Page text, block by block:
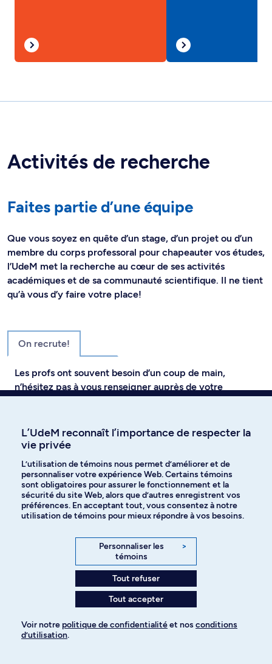
Activités de recherche
Faites partie d’une équipe
Que vous soyez en quête d’un stage, d’un projet ou d’un
membre du corps professoral pour chapeauter vos études,
l’UdeM met la recherche au cœur de ses activités
académiques et de sa communauté scientifique. Il ne tient
qu’à vous d’y faire votre place!
On recrute!
Les profs ont souvent besoin d’un coup de main,
n’hésitez pas à vous renseigner auprès de votre
pour cette discipline :
Marie-Michèle Dufour
Professeure adjointe
Cibele Dal
L’UdeM reconnaît l’importance de respecter la
vie privée
L’utilisation de témoins nous permet d’améliorer et de
personnaliser votre expérience Web. Certains témoins
sont obligatoires pour assurer le fonctionnement et la
sécurité du site Web, alors que d’autres enregistrent vos
préférences. En acceptant tout, vous consentez à notre
utilisation de témoins pour mieux répondre à vos besoins.
Personnaliser les
témoins
>
Tout refuser
Tout accepter
Voir notre politique de confidentialitéet nos conditions
d’utilisation.